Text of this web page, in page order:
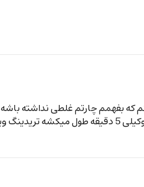
که بفهمم چارتم غلطی نداشته